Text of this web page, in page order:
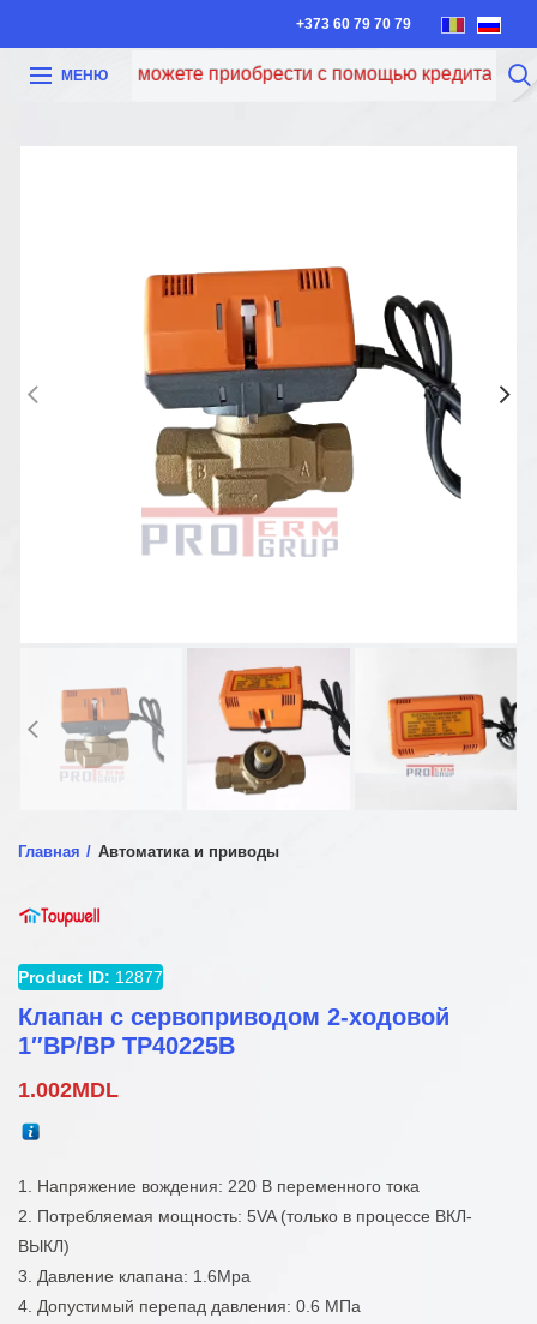
+373 60 79 70 79
МЕНЮ
Теперь вы можете приобрести с помощью кредита Iute
Главная Автоматика и приводы
Product ID: 12877
Клапан с сервоприводом 2-ходовой
1″ВР/ВР TP40225B
1.002MDL
1. Напряжение вождения: 220 В переменного тока
2. Потребляемая мощность: 5VA (только в процессе ВКЛ-
ВЫКЛ)
3. Давление клапана: 1.6Mpa
4. Допустимый перепад давления: 0.6 МПа